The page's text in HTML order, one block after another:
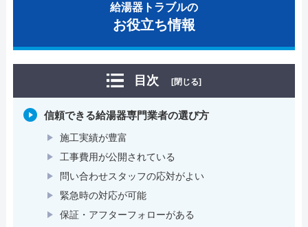
給湯器トラブルの
お役立ち情報
目次 [閉じる]
信頼できる給湯器専門業者の選び方
施工実績が豊富
工事費用が公開されている
問い合わせスタッフの応対がよい
緊急時の対応が可能
保証・アフターフォローがある